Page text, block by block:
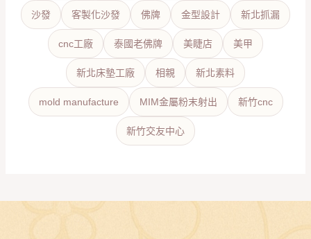
沙發 客製化沙發 佛牌 金型設計 新北抓漏
cnc工廠 泰國老佛牌 美睫店 美甲
新北床墊工廠 相親 新北素料
mold manufacture MIM金屬粉末射出 新竹cnc
新竹交友中心